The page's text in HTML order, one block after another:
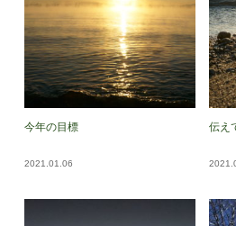
今年の目標
2021.01.06
伝え